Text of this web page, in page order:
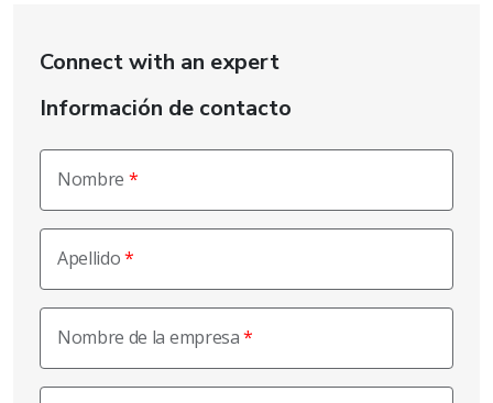
Connect with an expert
Información de contacto
Nombre
Apellido
Nombre de la empresa